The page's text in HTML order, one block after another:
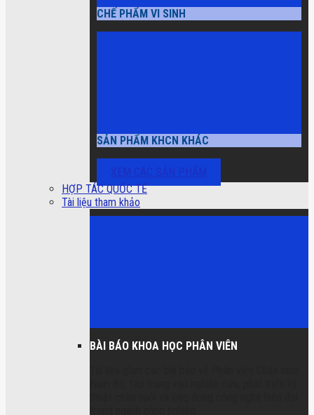
CHẾ PHẨM VI SINH
SẢN PHẨM KHCN KHÁC
HỢP TÁC QUỐC TẾ
Tài liệu tham khảo
BÀI BÁO KHOA HỌC PHÂN VIÊN